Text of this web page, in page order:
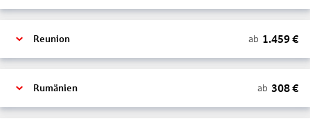
Reunion ab 1.459€
Rumänien ab 308€